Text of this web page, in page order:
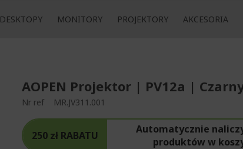
DESKTOPY MONITORY PROJEKTORY AKCESORIA
AOPEN Projektor | PV12a |
Nr ref MR.JV311.001
250 zł RABATU
Automatycznie
produktów w